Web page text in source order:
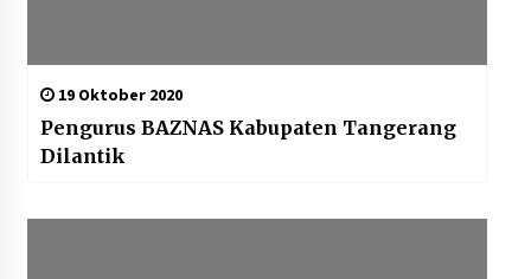
19 Oktober 2020
Pengurus BAZNAS Kabupaten Tangerang
Dilantik